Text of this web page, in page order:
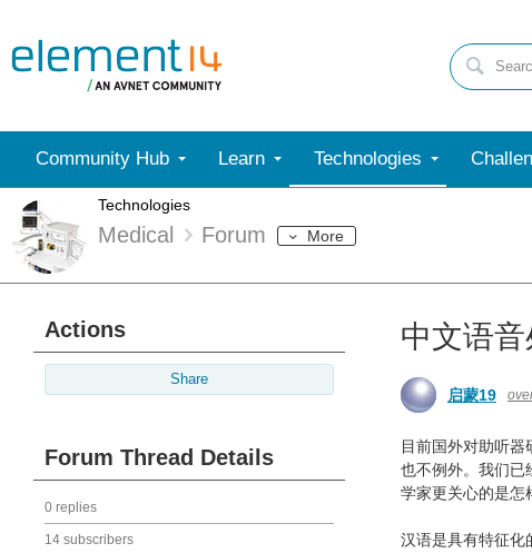
Community Hub Learn Technologies
Technologies
Medical Forum More
Actions
Share
Forum Thread Details
0 replies
14 subscribers
中文语
启蒙19
目前国外对助听
也不例外。我们已
学家更关心的是怎
汉语是具有特征化